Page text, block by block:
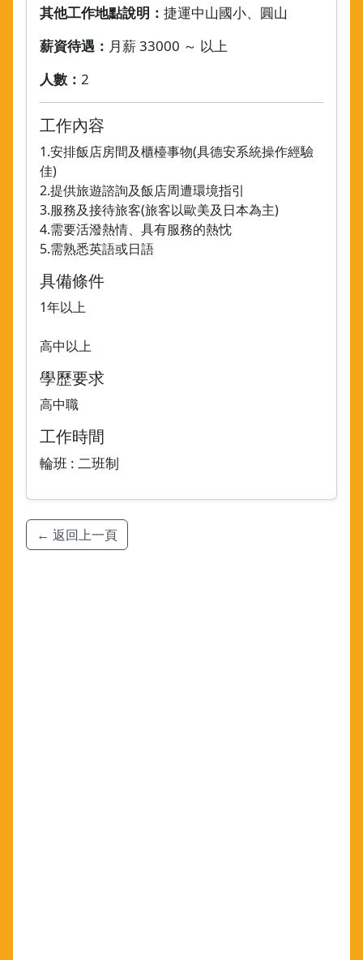
其他工作地點說明： 捷運中山國小、圓山
薪資待遇： 月薪 33000 ～ 以上
人數： 2
工作內容
1.安排飯店房間及櫃檯事物(具德安系統操作經驗
佳)
2.提供旅遊諮詢及飯店周遭環境指引
3.服務及接待旅客(旅客以歐美及日本為主)
4.需要活潑熱情、具有服務的熱忱
5.需熟悉英語或日語
具備條件
1年以上
高中以上
學歷要求
高中職
工作時間
輪班 : 二班制
← 返回上一頁